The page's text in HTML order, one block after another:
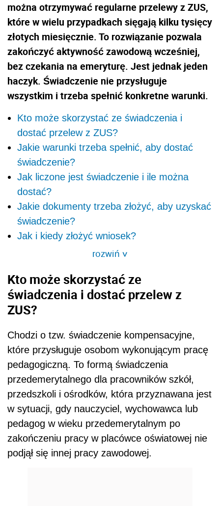
można otrzymywać regularne przelewy z ZUS,
które w wielu przypadkach sięgają kilku tysięcy
złotych miesięcznie. To rozwiązanie pozwala
zakończyć aktywność zawodową wcześniej,
bez czekania na emeryturę. Jest jednak jeden
haczyk. Świadczenie nie przysługuje
wszystkim i trzeba spełnić konkretne warunki.
Kto może skorzystać ze świadczenia i
dostać przelew z ZUS?
Jakie warunki trzeba spełnić, aby dostać
świadczenie?
Jak liczone jest świadczenie i ile można
dostać?
Jakie dokumenty trzeba złożyć, aby uzyskać
świadczenie?
Jak i kiedy złożyć wniosek?
rozwiń>
Kto może skorzystać ze
świadczenia i dostać przelew z
ZUS?
Chodzi o tzw. świadczenie kompensacyjne,
które przysługuje osobom wykonującym pracę
pedagogiczną. To formą świadczenia
przedemerytalnego dla pracowników szkół,
przedszkoli i ośrodków, która przyznawana jest
w sytuacji, gdy nauczyciel, wychowawca lub
pedagog w wieku przedemerytalnym po
zakończeniu pracy w placówce oświatowej nie
podjął się innej pracy zawodowej.